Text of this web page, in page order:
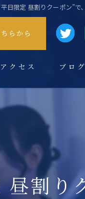
日限定 昼割りクーポン”で
らから
アクセス ブログ
昼割り